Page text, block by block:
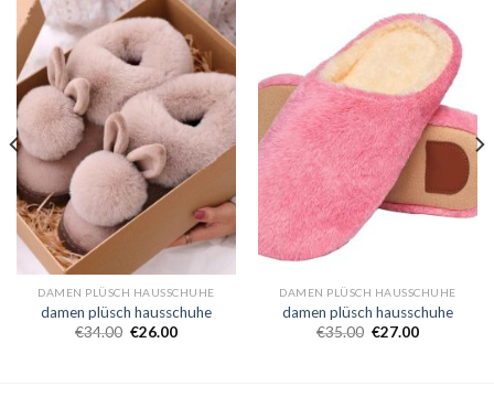
DAMEN PLÜSCH HAUSSCHUHE
damen plüsch hausschuhe
€34.00 €26.00
DAMEN PLÜSCH HAUSSCHUHE
damen plüsch hausschuhe
€35.00 €27.00